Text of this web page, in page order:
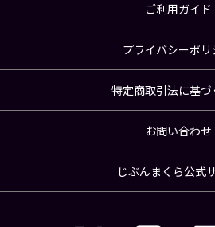
ご利用ガイド
プライバシーポリ
特定商取引法に基
お問い合わせ
じぶんまくら公式